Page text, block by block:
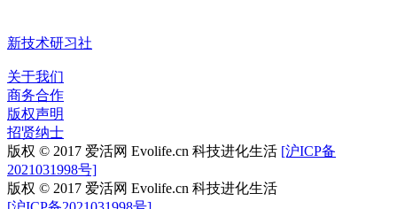
新技术研习社
关于我们
商务合作
版权声明
招贤纳士
版权 © 2017 爱活网 Evolife.cn 科技进化生活 [沪ICP备
2021031998号]
版权 © 2017 爱活网 Evolife.cn 科技进化生活